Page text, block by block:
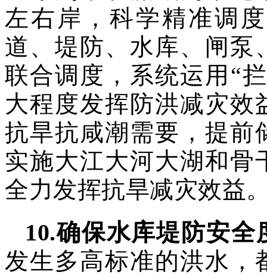
左右岸，科学精准调
道、堤防、水库、闸泵
联合调度， 系统运用“
大程度发挥防洪减灾效
抗旱抗咸潮需要，提前
实施大江大河大湖和骨
全力发挥抗旱减灾效益
10.确保水库堤防安全
发生多高标准的洪水，